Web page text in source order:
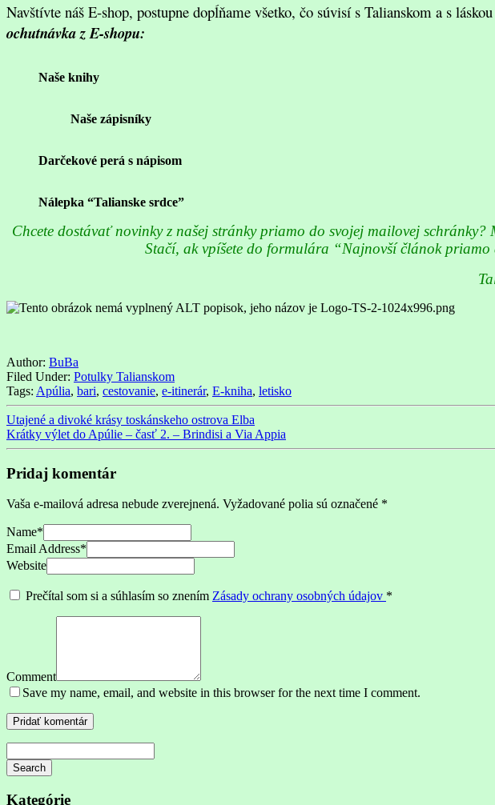
Navštívte náš E-shop, postupne dopĺňame všetko, čo súvisí s Talianskom a s
ochutnávka z E-shopu:
Naše knihy
Naše zápisníky
Darčekové perá s nápisom
Nálepka “Talianske srdce”
Chcete dostávať novinky z našej stránky priamo do svojej mailovej
Stačí, ak vpíšete do formulára “Najnovší článok
Author: BuBa
Filed Under: Potulky Talianskom
Tags: Apúlia, bari, cestovanie, e-itinerár, E-kniha, letisko
Utajené a divoké krásy toskánskeho ostrova Elba
Krátky výlet do Apúlie – časť 2. – Brindisi a Via Appia
Pridaj komentár
Vaša e-mailová adresa nebude zverejnená. Vyžadované polia sú označené *
Name*
Email Address*
Website
Prečítal som si a súhlasím so znením Zásady ochrany osobných údajov *
Comment
Save my name, email, and website in this browser for the next time I comment.
Search
is
Kategórie